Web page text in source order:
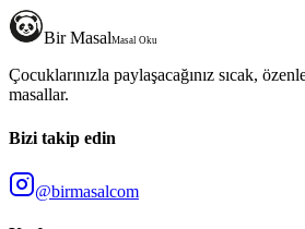
Bir MasalMasal Oku
Çocuklarınızla paylaşacağınız sıcak,
masallar.
Bizi takip edin
@birmasalcom